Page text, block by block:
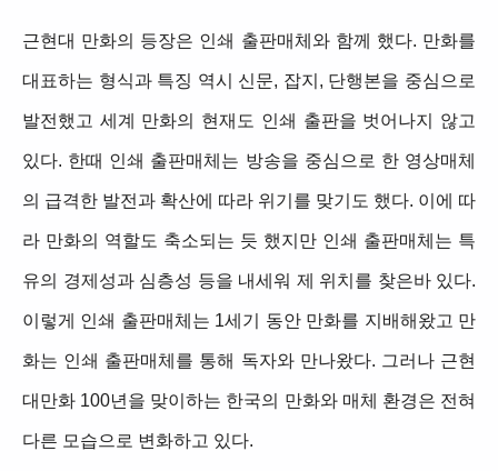
근현대 만화의 등장은 인쇄 출판매체와 함께 했다. 만화를
대표하는 형식과 특징 역시 신문, 잡지, 단행본을 중심으로
발전했고 세계 만화의 현재도 인쇄 출판을 벗어나지 않고
있다. 한때 인쇄 출판매체는 방송을 중심으로 한 영상매체
의 급격한 발전과 확산에 따라 위기를 맞기도 했다. 이에 따
라 만화의 역할도 축소되는 듯 했지만 인쇄 출판매체는 특
유의 경제성과 심층성 등을 내세워 제 위치를 찾은바 있다.
이렇게 인쇄 출판매체는 1세기 동안 만화를 지배해왔고 만
화는 인쇄 출판매체를 통해 독자와 만나왔다. 그러나 근현
대만화 100년을 맞이하는 한국의 만화와 매체 환경은 전혀
다른 모습으로 변화하고 있다.